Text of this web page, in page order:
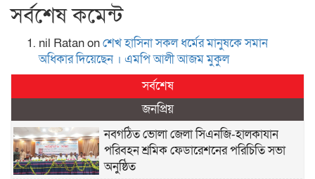
সর্বশেষ কমেন্ট
nil Ratanonশেখ হা‌সিনা সকল ধ‌র্মের মানু‌ষকে সমান
অ‌ধিকার দি‌য়ে‌ছেন । এম‌পি আলী আজম মুকুল
সর্বশেষ
জনপ্রিয়
নবগঠিত ভোলা জেলা সিএনজি-হালকাযান
পরিবহন শ্রমিক ফেডারেশনের পরিচিতি সভা
অনুষ্ঠিত